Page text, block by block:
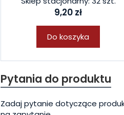
9,20 zł
Do koszyka
Pytania do produktu
Zadaj pytanie dotyczące